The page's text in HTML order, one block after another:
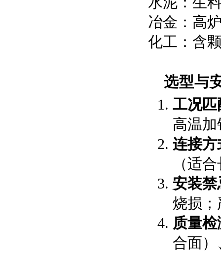
冶金：高
化工：含
选型与
工况匹
高温加
连接方
（适
安装禁
烧损；
质量检
合面）